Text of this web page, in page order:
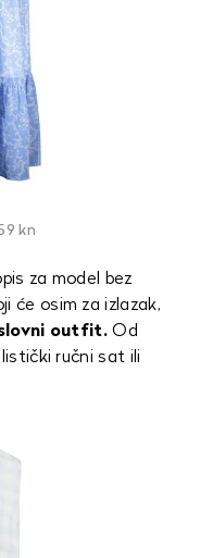
kn
za model bez
će osim za izlazak,
outfit. Od
ručni sat ili